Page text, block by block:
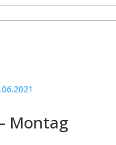
Montag